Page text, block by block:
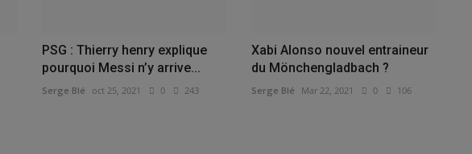
PSG : Thierry henry explique
pourquoi Messi n’y arrive...
Serge Blé oct 25, 2021 0 243
Xabi Alonso nouvel entraineur
du Mönchengladbach ?
Serge Blé Mar 22, 2021 0 106